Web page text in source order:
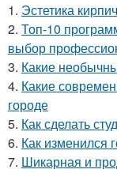
1. Эстетика
2. Топ-10
выбор
3. Какие
4. Какие
городе
5. Как сделать
6. Как изменился
7. Шикарная и